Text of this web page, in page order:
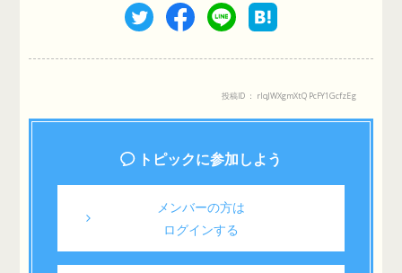
投稿ID： rlqJWXgmXtQPcFY1GcfzEg
トピックに参加しよう
メンバーの方は
ログインする